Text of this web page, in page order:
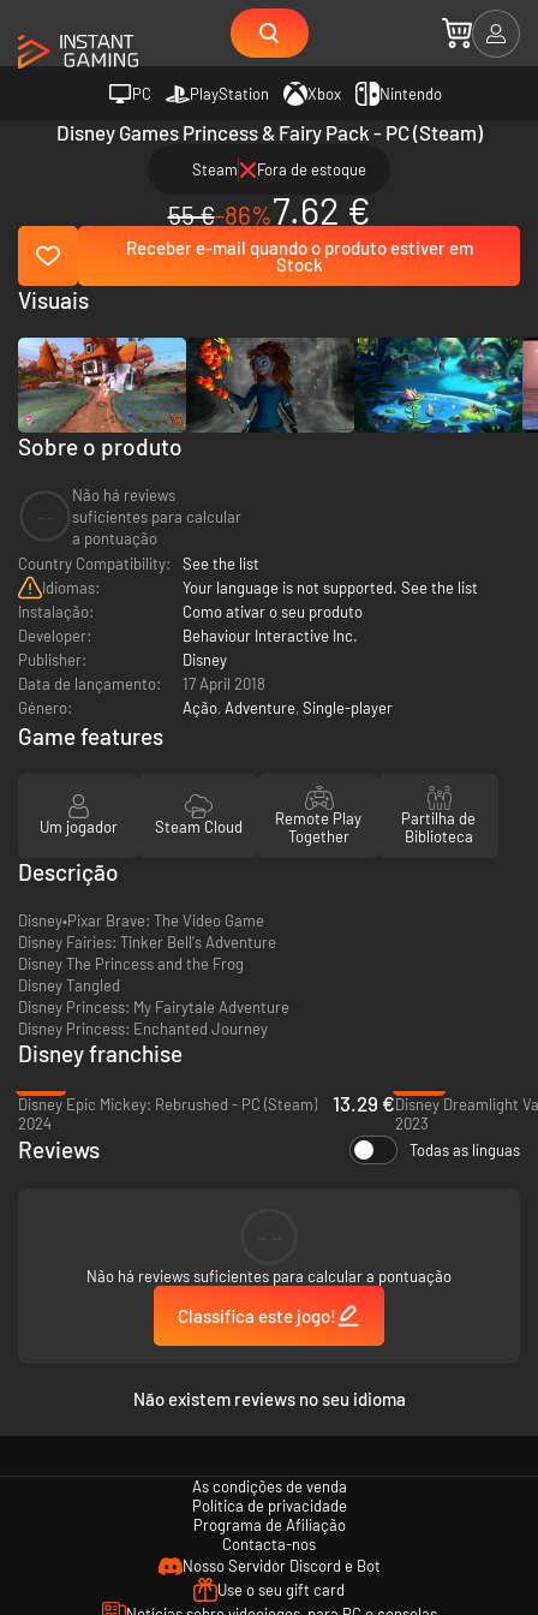
PC PlayStation Xbox Nintendo
Disney Games Princess & Fairy Pack - PC (Steam)
Steam Fora de estoque
55 €-86%7.62 €
Receber e-mail quando o produto estiver em
Stock
Sobre o produto
Não há reviews
suficientes para calcular
a pontuação
Country Compatibility:
See the list
Idiomas:
Your language is not supported. See the list
Instalação:
Como ativar o seu produto
Developer:
Behaviour Interactive Inc.
Publisher:
Disney
Data de lançamento:
17 April 2018
Género:
Ação, Adventure, Single-player
Visuais
Game features
Um jogador Steam Cloud
Remote Play
Together
Partilha de
Biblioteca
Descrição
Disney•Pixar Brave: The Video Game
Disney Fairies: Tinker Bell's Adventure
Disney The Princess and the Frog
Disney Tangled
Disney Princess: My Fairytale Adventure
Disney Princess: Enchanted Journey
Disney franchise
Disney Epic Mickey: Rebrushed - PC (Steam)
2024
13.29 €Disney Dreamlight
2023
Reviews Todas as línguas
Não há reviews suficientes para calcular a pontuação
Classifica este jogo!
Não existem reviews no seu idioma
As condições de venda
Política de privacidade
Programa de Afiliação
Contacta-nos
Nosso Servidor Discord e Bot
Use o seu gift card